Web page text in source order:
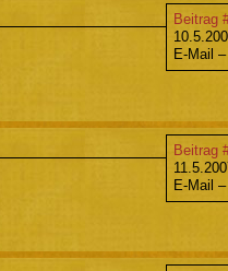
Beitrag
E-Mail –
Beitrag
E-Mail –